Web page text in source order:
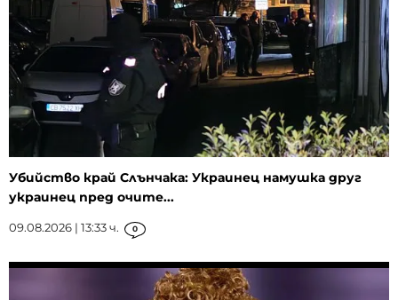
Убийство край Слънчака: Украинец намушка друг
украинец пред очите...
09.08.2026 | 13:33 ч. 0